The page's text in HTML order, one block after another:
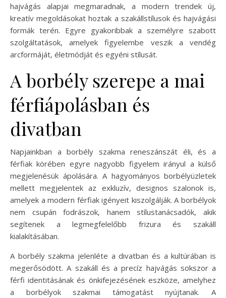
hajvágás alapjai megmaradnak, a modern trendek új,
kreatív megoldásokat hoztak a szakállstílusok és hajvágási
formák terén. Egyre gyakoribbak a személyre szabott
szolgáltatások, amelyek figyelembe veszik a vendég
arcformáját, életmódját és egyéni stílusát.
A borbély szerepe a mai
férfiápolásban és
divatban
Napjainkban a borbély szakma reneszánszát éli, és a
férfiak körében egyre nagyobb figyelem irányul a külső
megjelenésük ápolására. A hagyományos borbélyüzletek
mellett megjelentek az exkluzív, designos szalonok is,
amelyek a modern férfiak igényeit kiszolgálják. A borbélyok
nem csupán fodrászok, hanem stílustanácsadók, akik
segítenek a legmegfelelőbb frizura és szakáll
kialakításában.
A borbély szakma jelenléte a divatban és a kultúrában is
megerősödött. A szakáll és a precíz hajvágás sokszor a
férfi identitásának és önkifejezésének eszköze, amelyhez
a borbélyok szakmai támogatást nyújtanak. A